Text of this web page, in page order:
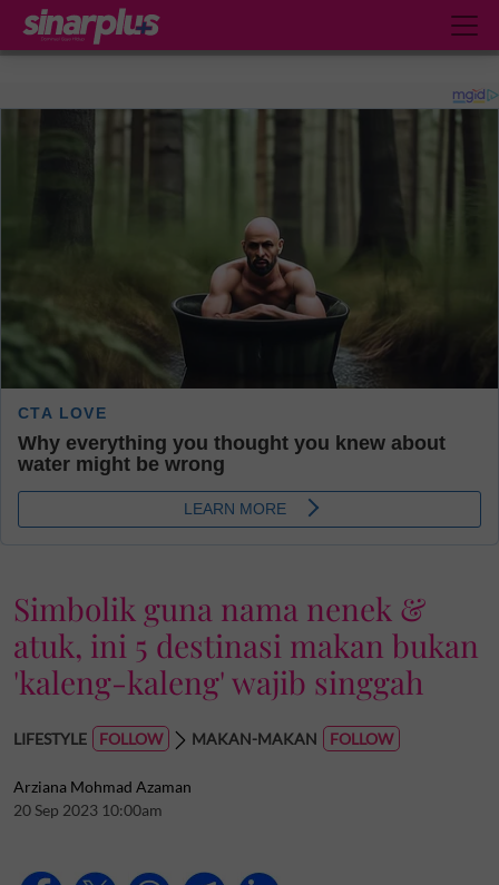
Simbolik guna nama nenek &
atuk, ini 5 destinasi makan bukan
'kaleng-kaleng' wajib singgah
LIFESTYLE MAKAN-MAKAN
Arziana Mohmad Azaman
20 Sep 2023 10:00am